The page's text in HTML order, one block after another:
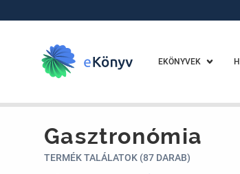
EKÖNYVEK
Gasztronómia
TERMÉK TALÁLATOK (87 DARAB)